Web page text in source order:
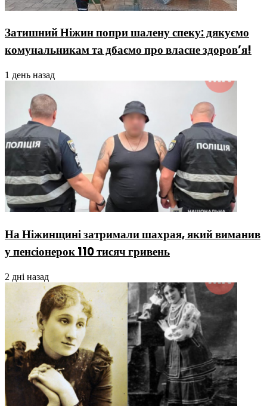
Затишний Ніжин попри шалену спеку: дякуємо
комунальникам та дбаємо про власне здоров’я!
1 день назад
На Ніжинщині затримали шахрая, який виманив
у пенсіонерок 110 тисяч гривень
2 дні назад